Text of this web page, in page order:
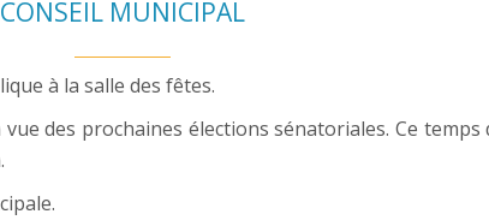
CONSEIL MUNICIPAL
à la salle des fêtes.
des prochaines élections sénatoriales. Ce